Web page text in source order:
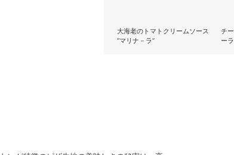
大海老のトマトクリームソース
“マリナ－ラ”
チ
ーラ